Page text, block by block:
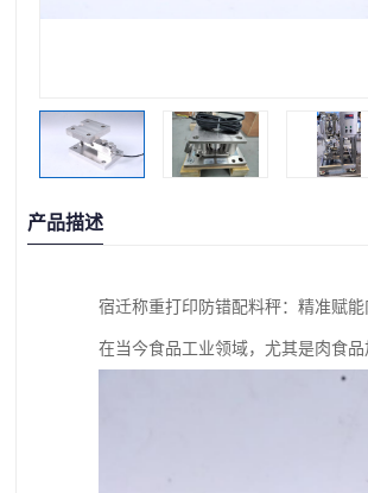
产品描述
宿迁称重打印防错配料秤：精准赋
在当今食品工业领域，尤其是肉食